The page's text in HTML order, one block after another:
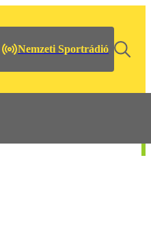
Nemzeti Sportrádió